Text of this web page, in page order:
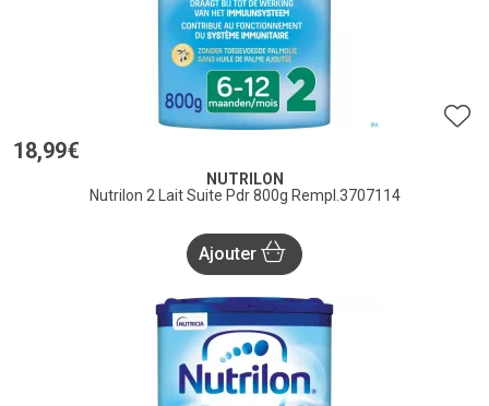
18,99€
NUTRILON
Nutrilon 2 Lait Suite Pdr 800g Rempl.3707114
Ajouter